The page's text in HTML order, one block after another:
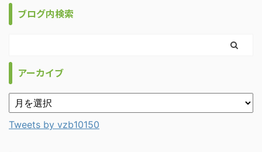
ブログ内検索
アーカイブ
Tweets by vzb10150